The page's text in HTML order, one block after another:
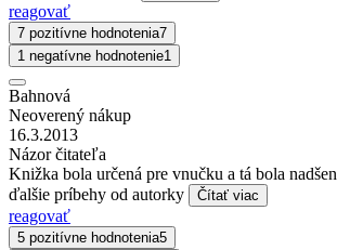
reagovať
7 pozitívne hodnotenia7
1 negatívne hodnotenie1
Bahnová
Neoverený nákup
16.3.2013
Názor čitateľa
Knižka bola určená pre vnučku a tá bola
ďalšie príbehy od autorky
Čítať viac
reagovať
5 pozitívne hodnotenia5